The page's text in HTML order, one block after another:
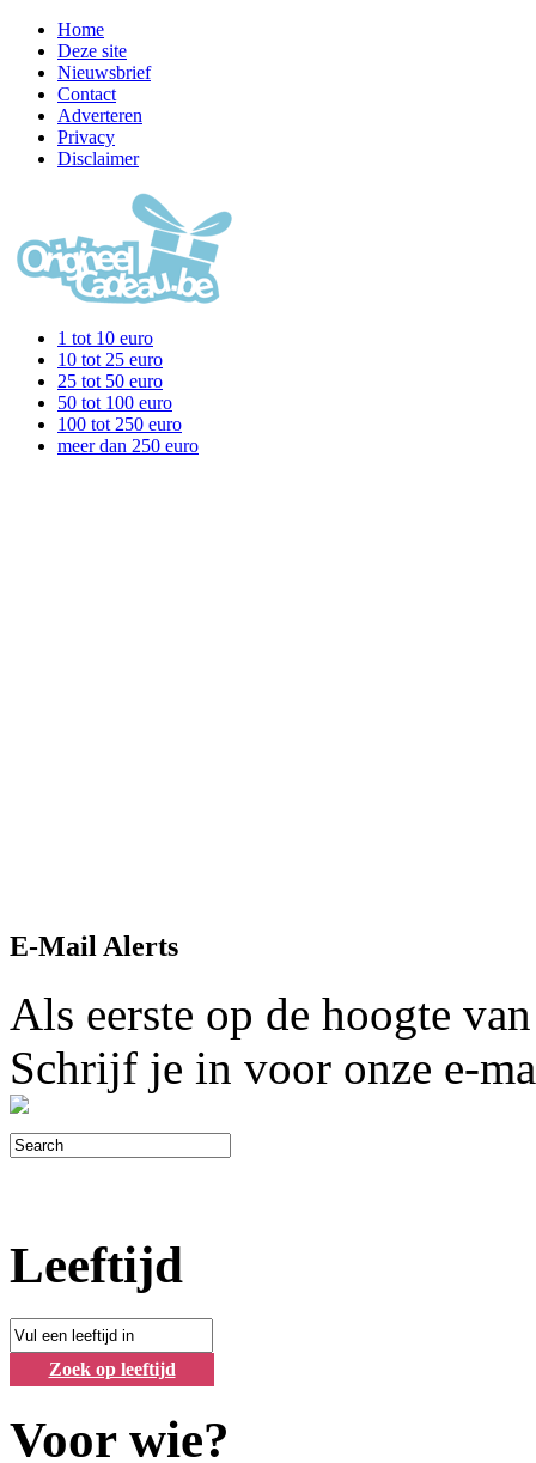
Home
Deze site
Nieuwsbrief
Contact
Adverteren
Privacy
Disclaimer
1 tot 10 euro
10 tot 25 euro
25 tot 50 euro
50 tot 100 euro
100 tot 250 euro
meer dan 250 euro
E-Mail Alerts
Als eerste op de hoogte
Schrijf je in voor onze e-
Leeftijd
Zoek op leeftijd
Voor wie?